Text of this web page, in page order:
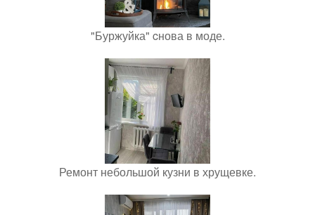
"Буржуйка" cнова в моде.
Ремонт небольшой кузни в хрущевке.